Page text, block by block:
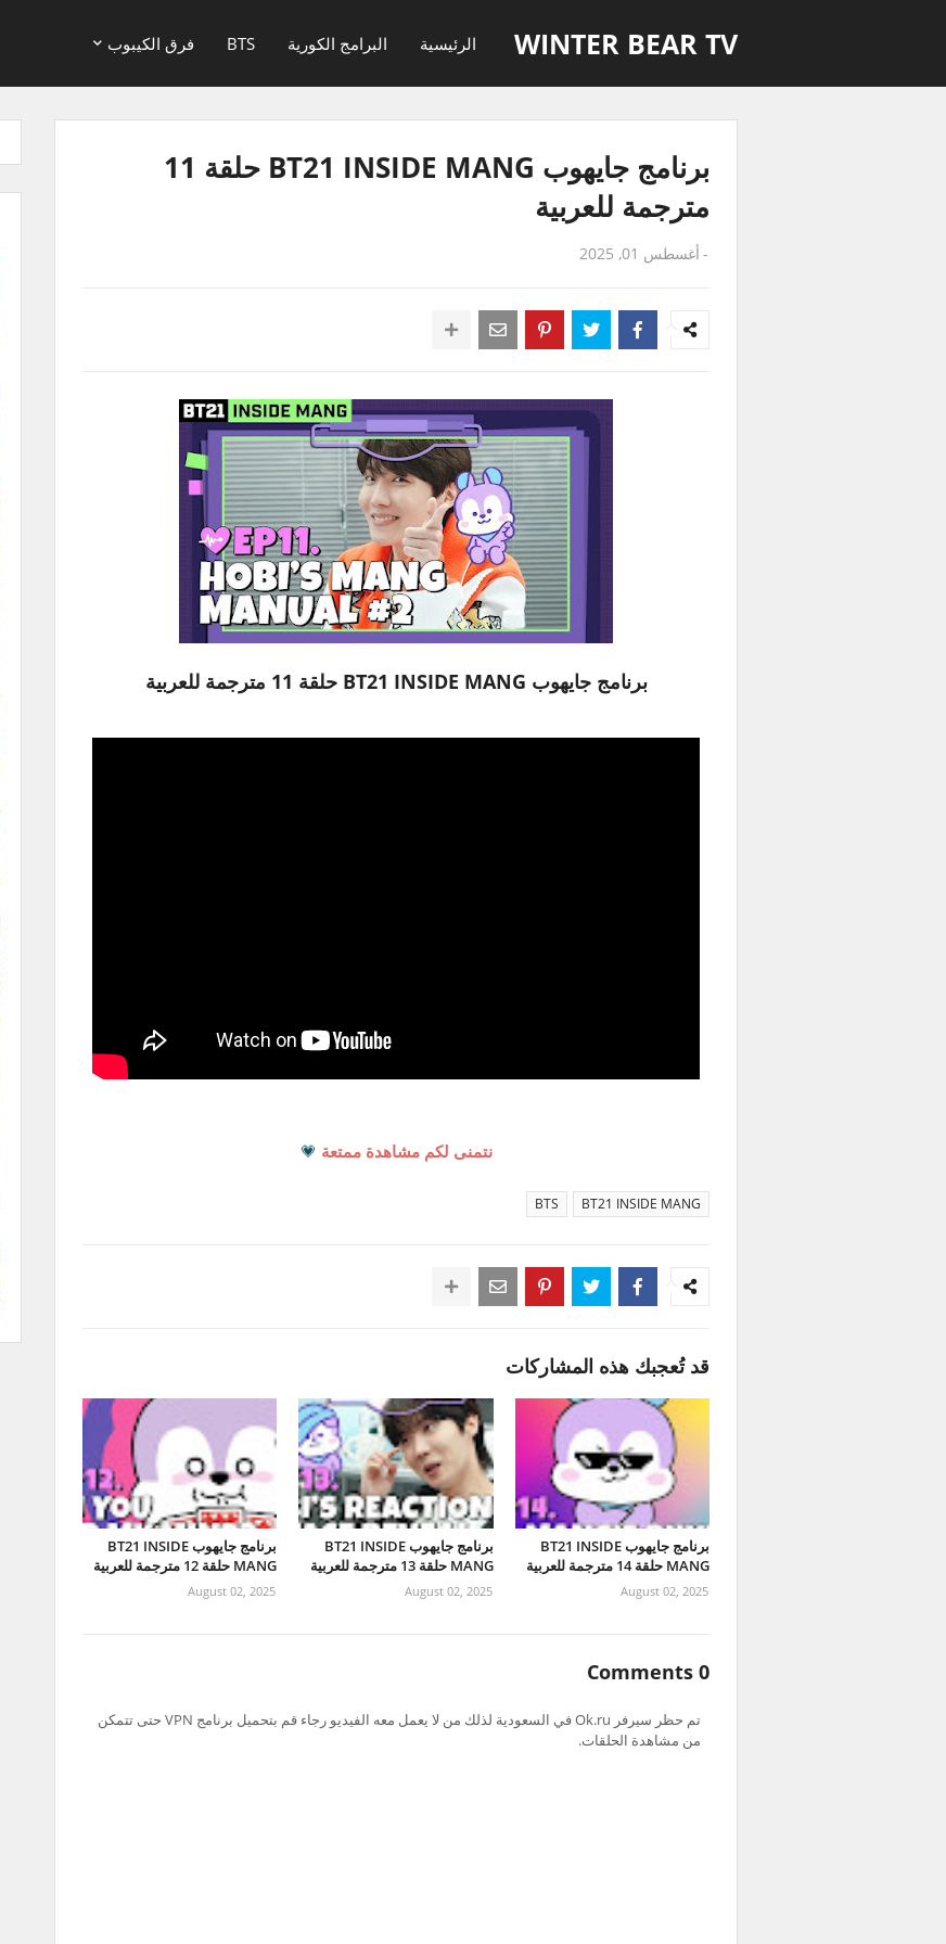
WINTER BEAR TV الرئيسية البرامج الكورية BTS فرق الكيبوب
برنامج جايهوب BT21 INSIDE MANG حلقة 11
مترجمة للعربية
- أغسطس 01, 2025
برنامج جايهوب BT21 INSIDE MANG حلقة 11 مترجمة للعربية
نتمنى لكم مشاهدة ممتعة 💗
BT21 INSIDE MANG
BTS
قد تُعجبك هذه المشاركات
برنامج جايهوب BT21 INSIDE
MANG حلقة 14 مترجمة للعربية
August 02, 2025
برنامج جايهوب BT21 INSIDE
MANG حلقة 13 مترجمة للعربية
August 02, 2025
برنامج جايهوب BT21 INSIDE
MANG حلقة 12 مترجمة للعربية
August 02, 2025
0 Comments
تم حظر سيرفر Ok.ru في السعودية لذلك من لا يعمل معه الفيديو رجاء قم بتحميل برنامج VPN حتى تتمكن
من مشاهدة الحلقات.